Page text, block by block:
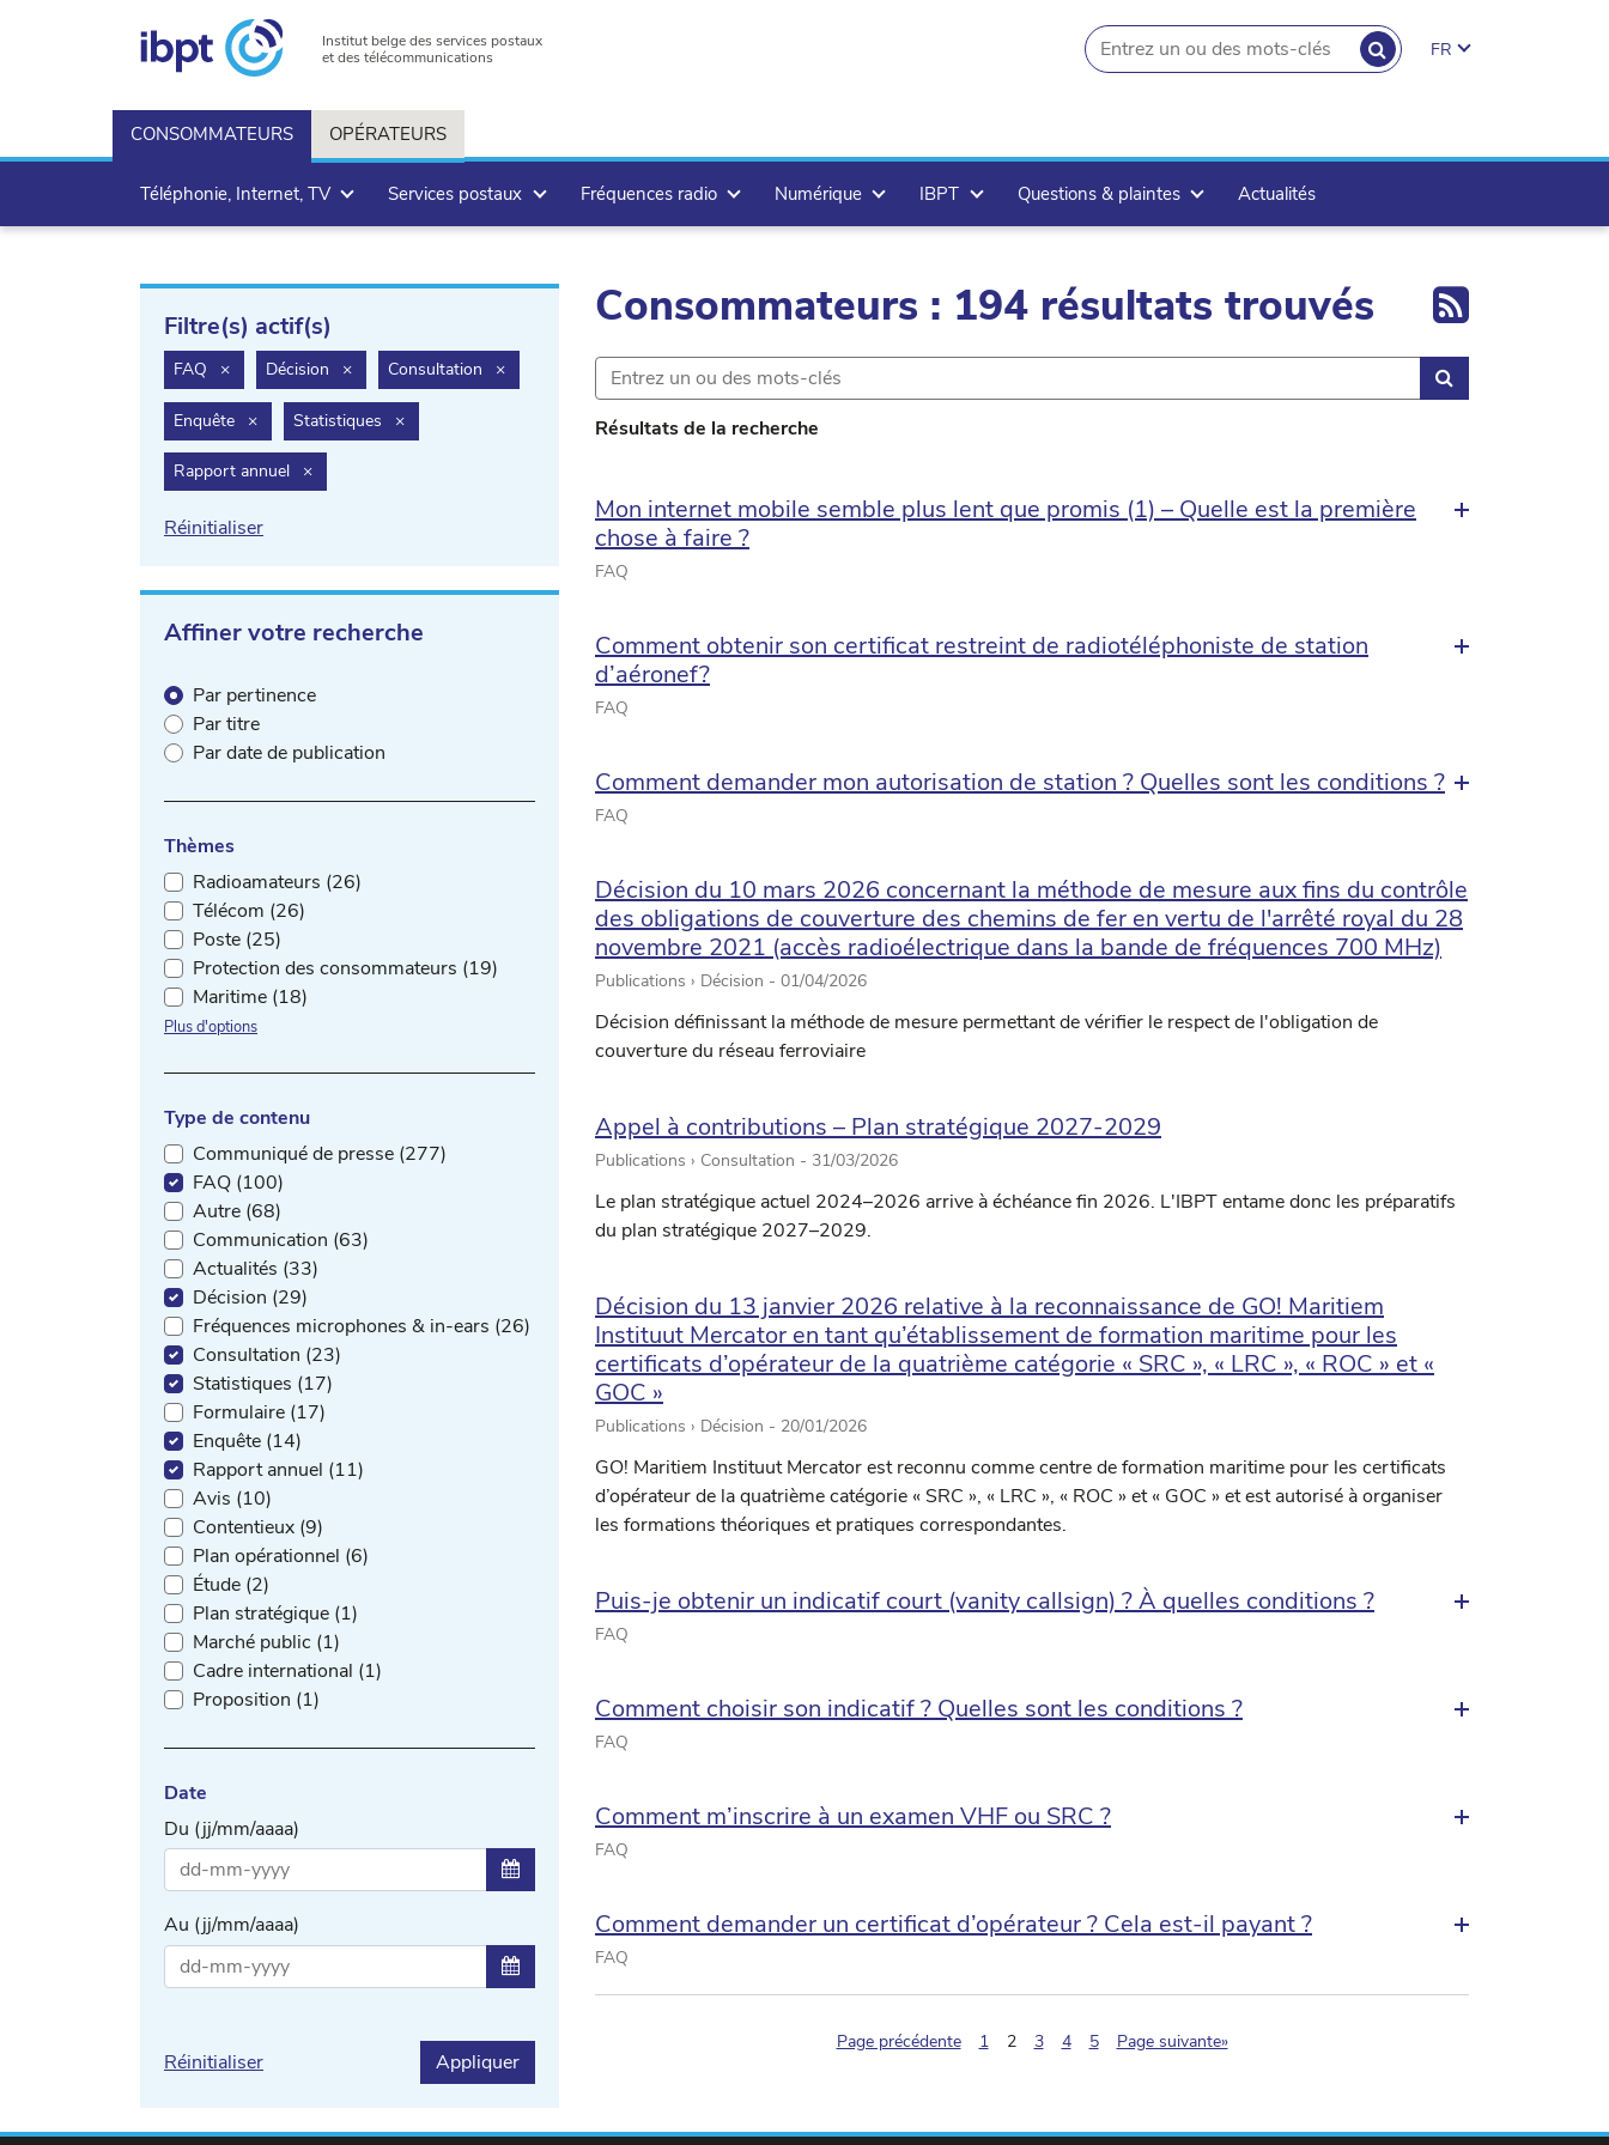
Institut belge des services postaux
et des télécommunications
RECHERCHER
search.button
FR
CONSOMMATEURS OPÉRATEURS
Téléphonie, Internet, TV Services postaux Fréquences radio Numérique IBPT Questions & plaintes Actualités
Filtre(s) actif(s)
FAQ ×filter.delete
Décision ×filter.deleteConsultation ×filter.delete
Enquête ×filter.delete
Statistiques ×filter.delete
Rapport annuel ×filter.delete
Réinitialiser
Affiner votre recherche
Par pertinence
Par titre
Par date de publication
Thèmes
Radioamateurs (26)
Télécom (26)
Poste (25)
Protection des consommateurs (19)
Maritime (18)
Plus d'options
Type de contenu
Communiqué de presse (277)
FAQ (100)
Autre (68)
Communication (63)
Actualités (33)
Décision (29)
Fréquences microphones & in-ears (26)
Consultation (23)
Statistiques (17)
Formulaire (17)
Enquête (14)
Rapport annuel (11)
Avis (10)
Contentieux (9)
Plan opérationnel (6)
Étude (2)
Plan stratégique (1)
Marché public (1)
Cadre international (1)
Proposition (1)
Date
Du (jj/mm/aaaa)
Sélectionner une date ...
Au (jj/mm/aaaa)
Sélectionner une date ...
Réinitialiser Appliquer
Consommateurs : 194 résultats trouvés Export
Résultats de la recherche
Mon internet mobile semble plus lent que promis (1) – Quelle est la première
chose à faire ?
FAQ
Comment obtenir son certificat restreint de radiotéléphoniste de station
d’aéronef?
FAQ
Comment demander mon autorisation de station ? Quelles sont les conditions ?
FAQ
Décision du 10 mars 2026 concernant la méthode de mesure aux fins du contrôle
des obligations de couverture des chemins de fer en vertu de l'arrêté royal du 28
novembre 2021 (accès radioélectrique dans la bande de fréquences 700 MHz)
Publications › Décision - 01/04/2026
Décision définissant la méthode de mesure permettant de vérifier le respect de l'obligation de
couverture du réseau ferroviaire
Appel à contributions – Plan stratégique 2027-2029
Publications › Consultation - 31/03/2026
Le plan stratégique actuel 2024–2026 arrive à échéance fin 2026. L'IBPT entame donc les préparatifs
du plan stratégique 2027–2029.
Décision du 13 janvier 2026 relative à la reconnaissance de GO! Maritiem
Instituut Mercator en tant qu’établissement de formation maritime pour les
certificats d’opérateur de la quatrième catégorie « SRC », « LRC », « ROC » et «
GOC »
Publications › Décision - 20/01/2026
GO! Maritiem Instituut Mercator est reconnu comme centre de formation maritime pour les certificats
d’opérateur de la quatrième catégorie « SRC », « LRC », « ROC » et « GOC » et est autorisé à organiser
les formations théoriques et pratiques correspondantes.
Puis-je obtenir un indicatif court (vanity callsign) ? À quelles conditions ?
FAQ
Comment choisir son indicatif ? Quelles sont les conditions ?
FAQ
Comment m’inscrire à un examen VHF ou SRC ?
FAQ
Comment demander un certificat d’opérateur ? Cela est-il payant ?
FAQ
Page précédente 1 2(pagination.current)
3 4 5 Page suivante»